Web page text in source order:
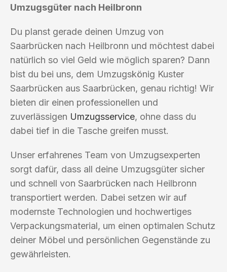
Umzugsgüter nach Heilbronn
Du planst gerade deinen Umzug von
Saarbrücken nach Heilbronn und möchtest dabei
natürlich so viel Geld wie möglich sparen? Dann
bist du bei uns, dem Umzugskönig Kuster
Saarbrücken aus Saarbrücken, genau richtig! Wir
bieten dir einen professionellen und
zuverlässigen Umzugsservice, ohne dass du
dabei tief in die Tasche greifen musst.
Unser erfahrenes Team von Umzugsexperten
sorgt dafür, dass all deine Umzugsgüter sicher
und schnell von Saarbrücken nach Heilbronn
transportiert werden. Dabei setzen wir auf
modernste Technologien und hochwertiges
Verpackungsmaterial, um einen optimalen Schutz
deiner Möbel und persönlichen Gegenstände zu
gewährleisten.